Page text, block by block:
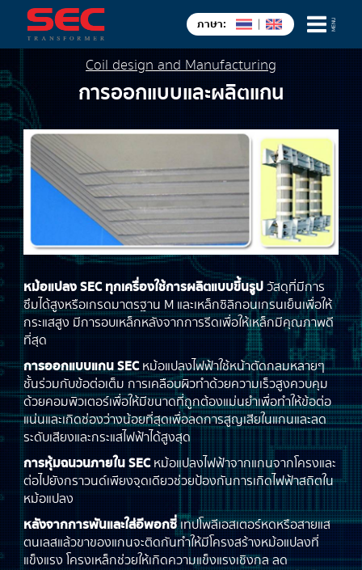
MENU
ภาษา: |
เมนูหลัก
หน้าหลัก
ผลงาน
การผลิตและบริการ
การบริการหม้อแปลงไฟฟ้า
ข่าวสาร & กิจกรรม
เกี่ยวกับเรา
ติดต่อเรา
Language ไทย | English
Coil design and Manufacturing
การออกแบบและผลิตแกน
หม้อแปลง SEC ทุกเครื่องใช้การผลิตแบบขึ้นรูปวัสดุที่มีการ
ซึมได้สูงหรือเกรดมาตรฐาน M และเหล็กซิลิกอนเกรนเย็นเพื่อให้
กระแสสูง มีการอบเหล็กหลังจากการรีดเพื่อให้เหล็กมีคุณภาพดี
ที่สุด
การออกแบบแกน SECหม้อแปลงไฟฟ้าใช้หน้าตัดกลมหลายๆ
ชั้นร่วมกับข้อต่อเต็ม การเคลือบผิวทำด้วยความเร็วสูงควบคุม
ด้วยคอมพิวเตอร์เพื่อให้มีขนาดที่ถูกต้องแม่นยำเพื่อทำให้ข้อต่อ
แน่นและเกิดช่องว่างน้อยที่สุดเพื่อลดการสูญเสียในแกนและลด
ระดับเสียงและกระแสไฟฟ้าได้สูงสุด
การหุ้มฉนวนภายใน SECหม้อแปลงไฟฟ้าจากแกนจากโครงและ
ต่อไปยังกราวนด์เพียงจุดเดียวช่วยป้องกันการเกิดไฟฟ้าสถิตใน
หม้อแปลง
หลังจากการพันและใส่อีพอกซี่เทปโพลีเอสเตอร์หดหรือสายแส
ตนเลสแล้วขาของแกนจะติดกันทำให้มีโครงสร้างหม้อแปลงที่
แข็งแรง โครงเหล็กช่วยให้เกิดความแข็งแรงเชิงกล ลด